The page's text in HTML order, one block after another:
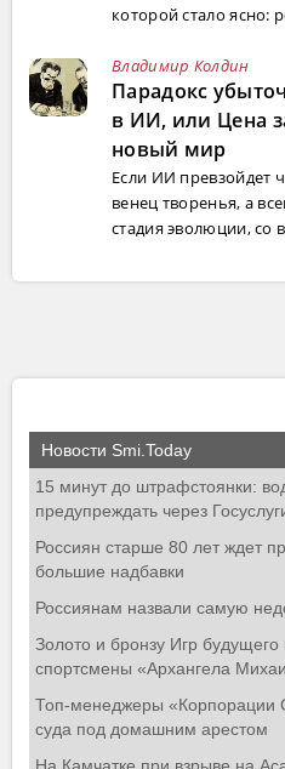
которой стало ясно:
Владимир Колдин
Парадокс
в ИИ, или Цена
новый мир
Если ИИ превзойдет
венец творенья, а
стадия эволюции, со